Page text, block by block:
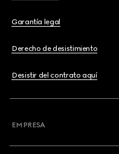
Garantía legal
Derecho de desistimiento
Desistir del contrato aquí
EMPRESA